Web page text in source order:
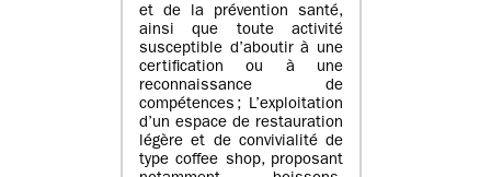
et de la prévention santé,
ainsi que toute activité
susceptible d’aboutir à une
certification ou à une
reconnaissance de
compétences ; L’exploitation
d’un espace de restauration
légère et de convivialité de
type coffee shop, proposant